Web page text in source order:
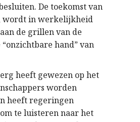
De toekomst van
wordt in werkelijkheid
de grillen van de
“onzichtbare hand” van
heeft gewezen op het
worden
heeft regeringen
te luisteren naar het